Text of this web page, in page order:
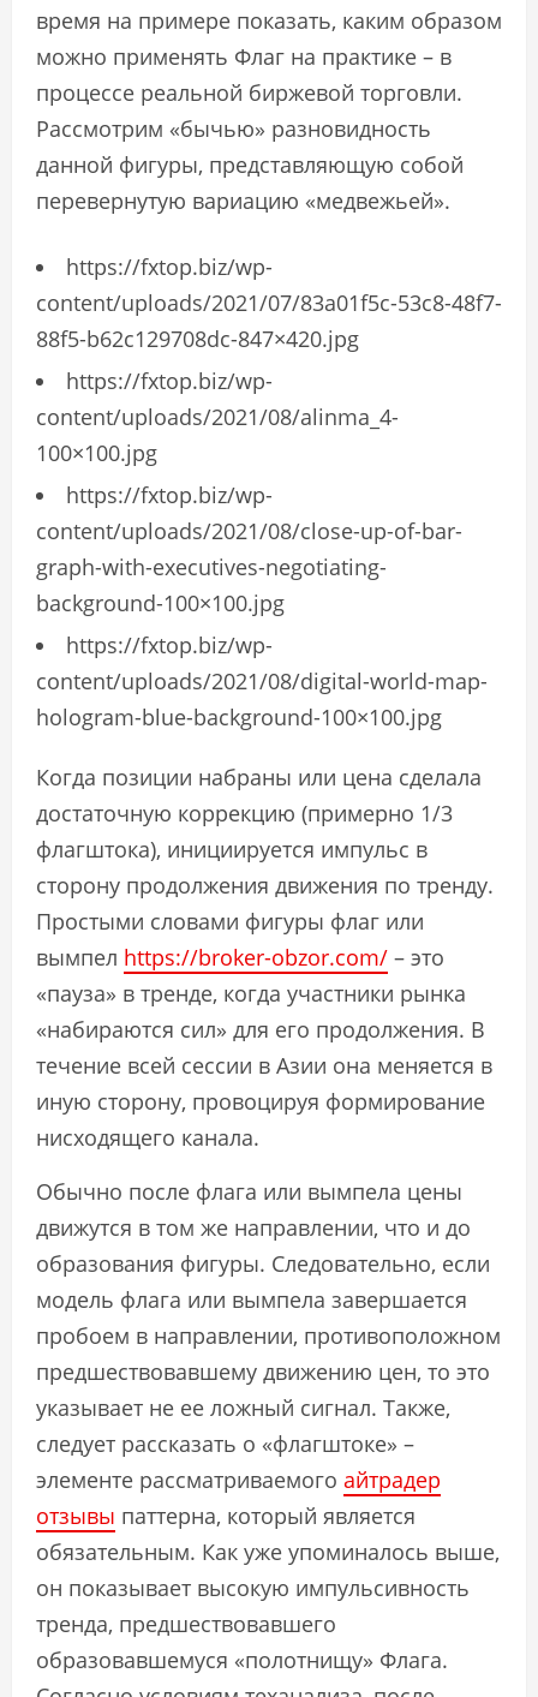
время на примере показать, каким образом
можно применять Флаг на практике – в
процессе реальной биржевой торговли.
Рассмотрим «бычью» разновидность
данной фигуры, представляющую собой
перевернутую вариацию «медвежьей».
https://fxtop.biz/wp-
content/uploads/2021/07/83a01f5c-53c8-48f7-
88f5-b62c129708dc-847×420.jpg
https://fxtop.biz/wp-
content/uploads/2021/08/alinma_4-
100×100.jpg
https://fxtop.biz/wp-
content/uploads/2021/08/close-up-of-bar-
graph-with-executives-negotiating-
background-100×100.jpg
https://fxtop.biz/wp-
content/uploads/2021/08/digital-world-map-
hologram-blue-background-100×100.jpg
Когда позиции набраны или цена сделала
достаточную коррекцию (примерно 1/3
флагштока), инициируется импульс в
сторону продолжения движения по тренду.
Простыми словами фигуры флаг или
вымпел https://broker-obzor.com/ – это
«пауза» в тренде, когда участники рынка
«набираются сил» для его продолжения. В
течение всей сессии в Азии она меняется в
иную сторону, провоцируя формирование
нисходящего канала.
Обычно после флага или вымпела цены
движутся в том же направлении, что и до
образования фигуры. Следовательно, если
модель флага или вымпела завершается
пробоем в направлении, противоположном
предшествовавшему движению цен, то это
указывает не ее ложный сигнал. Также,
следует рассказать о «флагштоке» –
элементе рассматриваемого айтрадер
отзывы паттерна, который является
обязательным. Как уже упоминалось выше,
он показывает высокую импульсивность
тренда, предшествовавшего
образовавшемуся «полотнищу» Флага.